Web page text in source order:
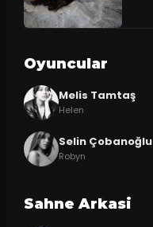
Oyuncular
Melis Tamtaş
Helen
Selin Çobanoğlu
Robyn
Sahne Arkasi